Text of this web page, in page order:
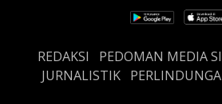
REDAKSI PEDOMAN MEDIA
JURNALISTIK